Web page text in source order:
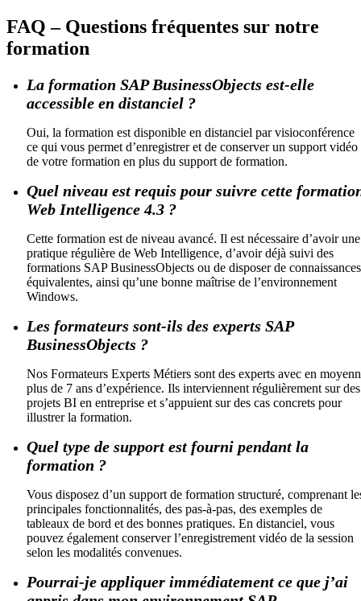
FAQ – Questions fréquentes sur notre
formation
La formation SAP BusinessObjects est-elle
accessible en distanciel ?
Oui, la formation est disponible en distanciel par visioconférence
ce qui vous permet d’enregistrer et de conserver un support vidéo
de votre formation en plus du support de formation.
Quel niveau est requis pour suivre cette
Web Intelligence 4.3 ?
Cette formation est de niveau avancé. Il est nécessaire d’avoir une
pratique régulière de Web Intelligence, d’avoir déjà suivi des
formations SAP BusinessObjects ou de disposer de connaissances
équivalentes, ainsi qu’une bonne maîtrise de l’environnement
Windows.
Les formateurs sont-ils des experts SAP
BusinessObjects ?
Nos Formateurs Experts Métiers sont des experts avec en
plus de 7 ans d’expérience. Ils interviennent régulièrement sur des
projets BI en entreprise et s’appuient sur des cas concrets pour
illustrer la formation.
Quel type de support est fourni pendant la
formation ?
Vous disposez d’un support de formation structuré, comprenant
principales fonctionnalités, des pas-à-pas, des exemples de
tableaux de bord et des bonnes pratiques. En distanciel, vous
pouvez également conserver l’enregistrement vidéo de la session
selon les modalités convenues.
Pourrai-je appliquer immédiatement ce que j’ai